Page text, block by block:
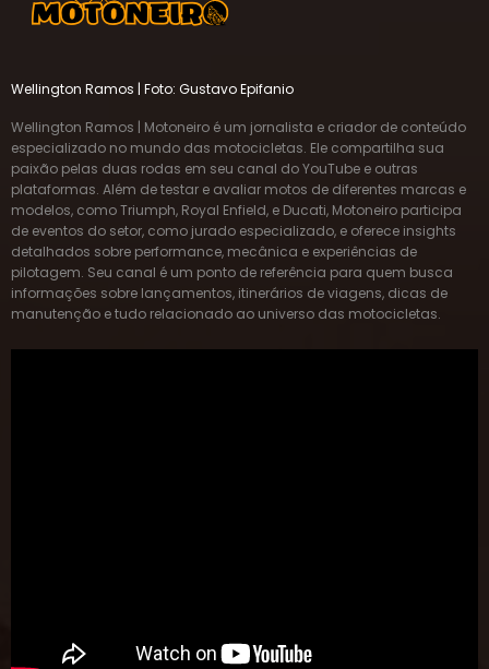
especializado no mundo das motocicletas. Ele compartilha sua
paixão pelas duas rodas em seu canal do YouTube e outras
plataformas. Além de testar e avaliar motos de diferentes marcas e
modelos, como Triumph, Royal Enfield, e Ducati, Motoneiro participa
de eventos do setor, como jurado especializado, e oferece insights
detalhados sobre performance, mecânica e experiências de
pilotagem. Seu canal é um ponto de referência para quem busca
informações sobre lançamentos, itinerários de viagens, dicas de
manutenção e tudo relacionado ao universo das motocicletas.